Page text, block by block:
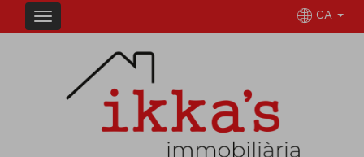
CA
IMMOBLES A LLOGUER EN
Filtrar Ordena
0 immobles en total